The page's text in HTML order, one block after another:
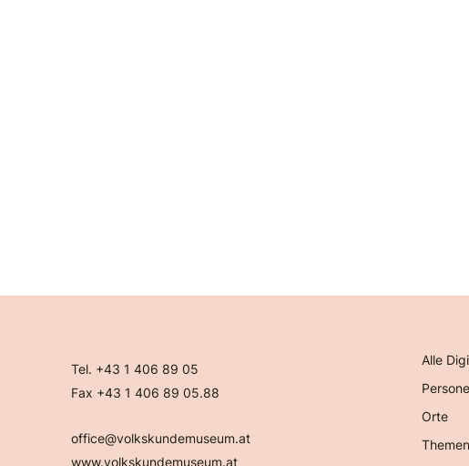
Tel. +43 1 406 89 05
Fax +43 1 406 89 05.88
office@volkskundemuseum.at
www.volkskundemuseum.at
Alle
Orte
Themen